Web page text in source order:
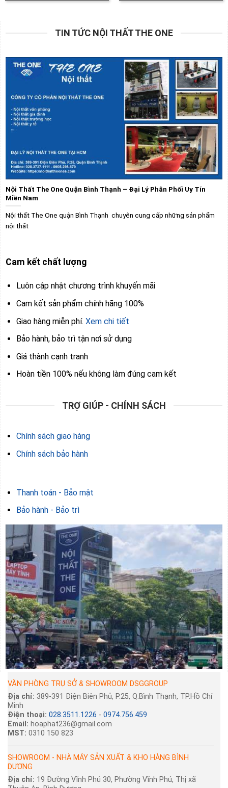
TIN TỨC NỘI THẤT THE ONE
Nội Thất The One Quận Bình Thạnh – Đại Lý Phân Phối Uy Tín
Miền Nam
Nội thất The One quận Bình Thạnh chuyên cung cấp những sản phẩm
nội thất
Cam kết chất lượng
Luôn cập nhật chương trình khuyến mãi
Cam kết sản phẩm chính hãng 100%
Giao hàng miễn phí. Xem chi tiết
Bảo hành, bảo trì tận nơi sử dụng
Giá thành cạnh tranh
Hoàn tiền 100% nếu không làm đúng cam kết
TRỢ GIÚP - CHÍNH SÁCH
Chính sách giao hàng
Chính sách bảo hành
Thanh toán - Bảo mật
Bảo hành - Bảo trì
VĂN PHÒNG TRỤ SỞ & SHOWROOM DSGGROUP
Địa chỉ: 389-391 Điện Biên Phủ, P.25, Q.Bình Thạnh, TP.Hồ Chí
Minh
Điện thoại: 028.3511.1226 - 0974.756.459
Email: hoaphat236@gmail.com
MST: 0310 150 823
SHOWROOM - NHÀ MÁY SẢN XUẤT & KHO HÀNG BÌNH
DƯƠNG
Địa chỉ: 19 Đường Vĩnh Phú 30, Phường Vĩnh Phú, Thị xã